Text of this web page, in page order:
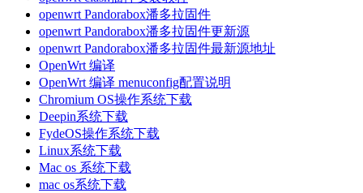
openwrt Pandorabox潘多拉固件
openwrt Pandorabox潘多拉固件更新源
openwrt Pandorabox潘多拉固件最新源地址
OpenWrt 编译
OpenWrt 编译 menuconfig配置说明
Chromium OS操作系统下载
Deepin系统下载
FydeOS操作系统下载
Linux系统下载
Mac os 系统下载
mac os系统下载